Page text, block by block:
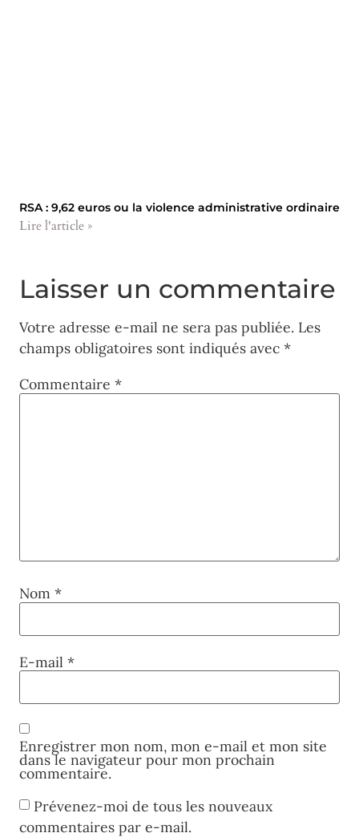
RSA : 9,62 euros ou la violence administrative ordinaire
Lire l'article »
Laisser un commentaire
Votre adresse e-mail ne sera pas publiée. Les
champs obligatoires sont indiqués avec *
Commentaire *
Nom *
E-mail *
Enregistrer mon nom, mon e-mail et mon site
dans le navigateur pour mon prochain
commentaire.
Prévenez-moi de tous les nouveaux
commentaires par e-mail.